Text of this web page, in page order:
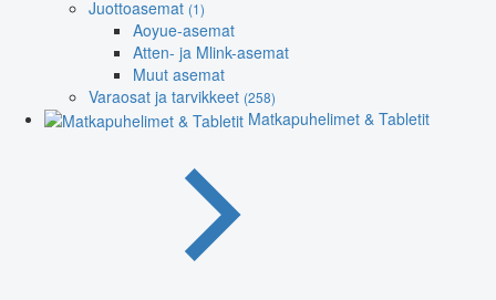
Juottoasemat (1)
Aoyue-asemat
Atten- ja Mlink-asemat
Muut asemat
Varaosat ja tarvikkeet (258)
Matkapuhelimet & Tabletit